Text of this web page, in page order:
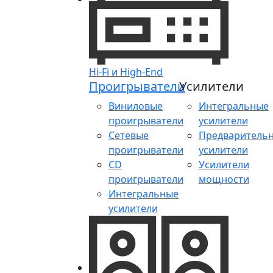
Hi-Fi и High-End
Проигрыватели
Виниловые
проигрыватели
Сетевые
проигрыватели
CD
проигрыватели
Интегральные
усилители
Усилители
Интегральные
усилители
усилители
Усилители
мощности